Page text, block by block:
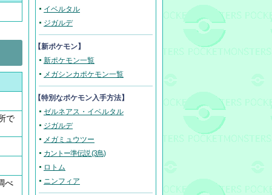
で
べ
イベルタル
ジガルデ
【新ポケモン】
新ポケモン一覧
メガシンカポケモン一覧
【特別なポケモン入手方法】
ゼルネアス・イベルタル
ジガルデ
メガミュウツー
カントー準伝説 (3鳥)
ロトム
ニンフィア